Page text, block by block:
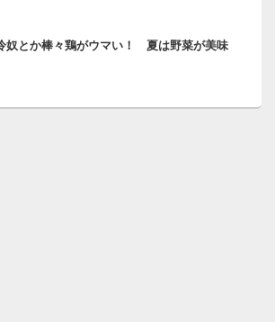
奴とか棒々鶏がウマい！ 夏は野菜が美味